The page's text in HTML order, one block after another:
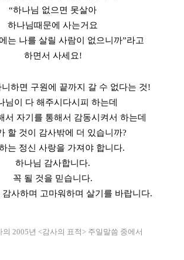
“하나님 없으면 못살아
하나님때문에 사는거요
는 나를 살릴 사람이 없으니까”라고
하면서 사세요!
하면 구원에 끝까지 갈 수 없다는 것!
님이 다 해주시다시피 하는데
서 자기를 통해서 감동시켜서 하는데
할 것이 감사밖에 더 있습니까?
는 정신 사랑을 가져야 합니다.
하나님 감사합니다.
꼭 될 것을 믿습니다.
감사하며 고마워하며 살기를 바랍니다.
의 2005년 <감사의 표적> 주일말씀 중에서